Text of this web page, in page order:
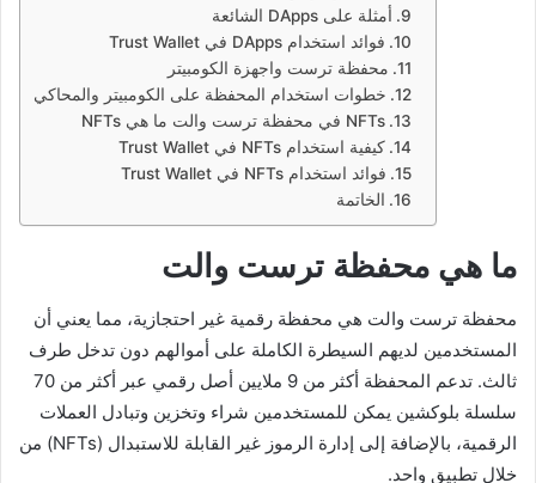
أمثلة على DApps الشائعة
فوائد استخدام DApps في Trust Wallet
محفظة ترست واجهزة الكومبيتر
خطوات استخدام المحفظة على الكومبيتر والمحاكي
NFTs في محفظة ترست والت ما هي NFTs
كيفية استخدام NFTs في Trust Wallet
فوائد استخدام NFTs في Trust Wallet
الخاتمة
ما هي محفظة ترست والت
محفظة ترست والت هي محفظة رقمية غير احتجازية، مما يعني أن
المستخدمين لديهم السيطرة الكاملة على أموالهم دون تدخل طرف
ثالث. تدعم المحفظة أكثر من 9 ملايين أصل رقمي عبر أكثر من 70
سلسلة بلوكشين يمكن للمستخدمين شراء وتخزين وتبادل العملات
الرقمية، بالإضافة إلى إدارة الرموز غير القابلة للاستبدال (NFTs) من
خلال تطبيق واحد.